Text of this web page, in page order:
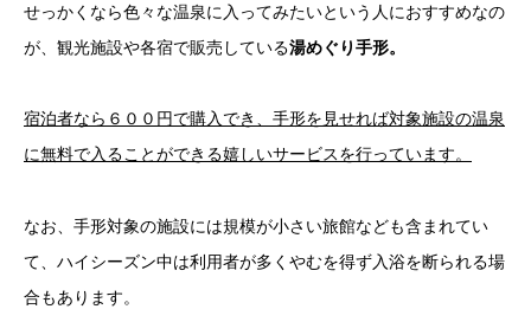
せっかくなら色々な温泉に入ってみたいという人におすすめなの
が、観光施設や各宿で販売している湯めぐり手形。
宿泊者なら６００円で購入でき、手形を見せれば対象施設の温泉
に無料で入ることができる嬉しいサービスを行っています。
なお、手形対象の施設には規模が小さい旅館なども含まれてい
て、ハイシーズン中は利用者が多くやむを得ず入浴を断られる場
合もあります。